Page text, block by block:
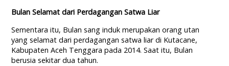
Bulan Selamat dari Perdagangan Satwa Liar
Sementara itu, Bulan sang induk merupakan orang utan
yang selamat dari perdagangan satwa liar di Kutacane,
Kabupaten Aceh Tenggara pada 2014. Saat itu, Bulan
berusia sekitar dua tahun.